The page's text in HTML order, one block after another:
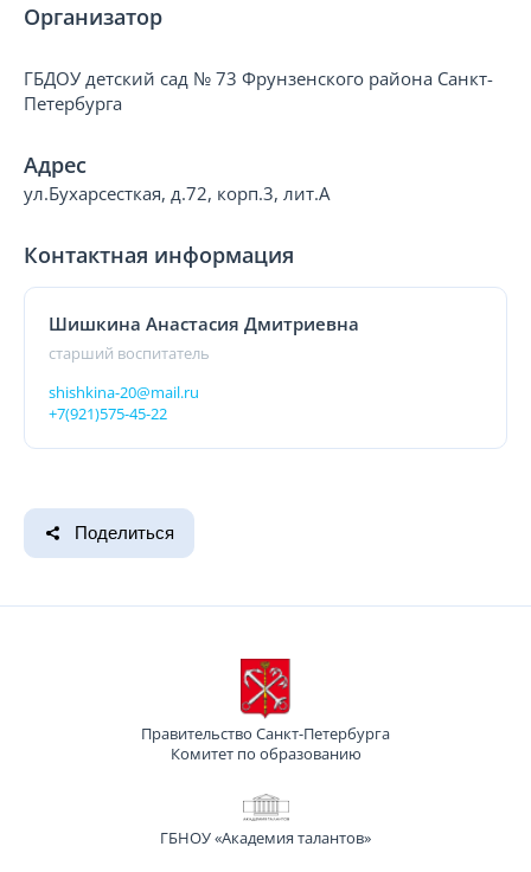
Организатор
ГБДОУ детский сад № 73 Фрунзенского района Санкт-
Петербурга
Адрес
ул.Бухарсесткая, д.72, корп.3, лит.А
Контактная информация
Шишкина Анастасия Дмитриевна
старший воспитатель
shishkina-20@mail.ru
+7(921)575-45-22
Поделиться
Правительство Санкт-Петербурга
Комитет по образованию
ГБНОУ «Академия талантов»